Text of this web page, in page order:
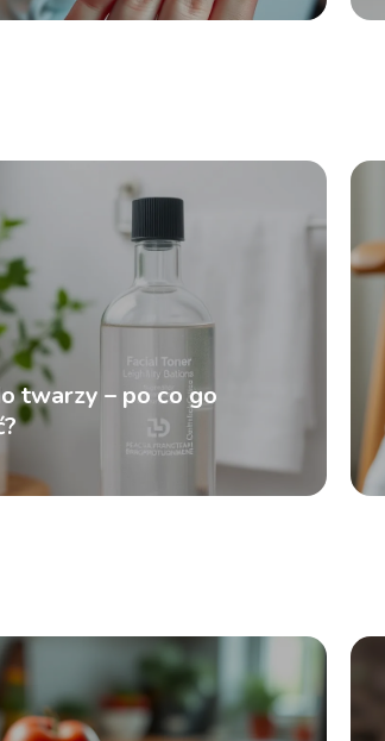
twarzy – po co go